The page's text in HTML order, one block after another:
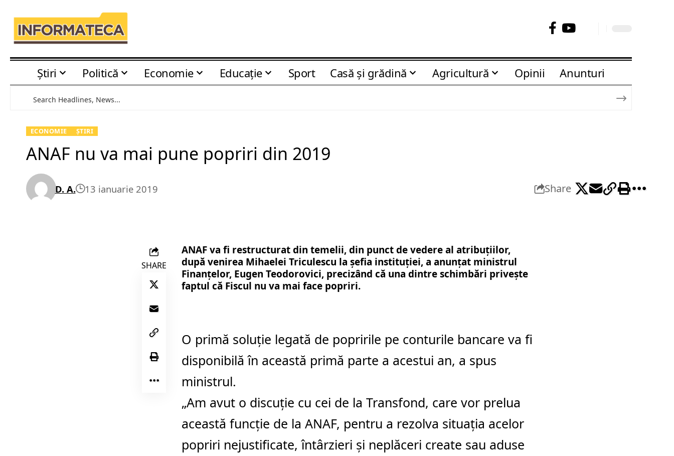
Știri Politică Economie Educaţie Sport Casă şi grădină Agricultură Opinii Anunturi
ECONOMIE ȘTIRI
ANAF nu va mai pune popriri din 2019
D. A. 13 ianuarie 2019 Share
SHARE
ANAF va fi restructurat din temelii, din punct de vedere al atribuţiilor,
după venirea Mihaelei Triculescu la şefia instituţiei, a anunţat ministrul
Finanţelor, Eugen Teodorovici, precizând că una dintre schimbări priveşte
faptul că Fiscul nu va mai face popriri.
O primă soluţie legată de popririle pe conturile bancare va fi
disponibilă în această primă parte a acestui an, a spus
ministrul.
„Am avut o discuţie cu cei de la Transfond, care vor prelua
această funcţie de la ANAF, pentru a rezolva situaţia acelor
popriri nejustificate, întârzieri şi neplăceri create sau aduse